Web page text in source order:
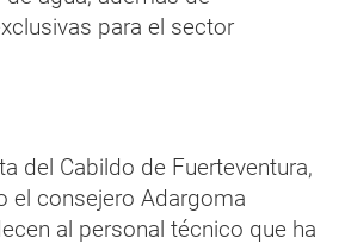
para el sector
del Cabildo de Fuerteventura,
el consejero Adargoma
al personal técnico que ha